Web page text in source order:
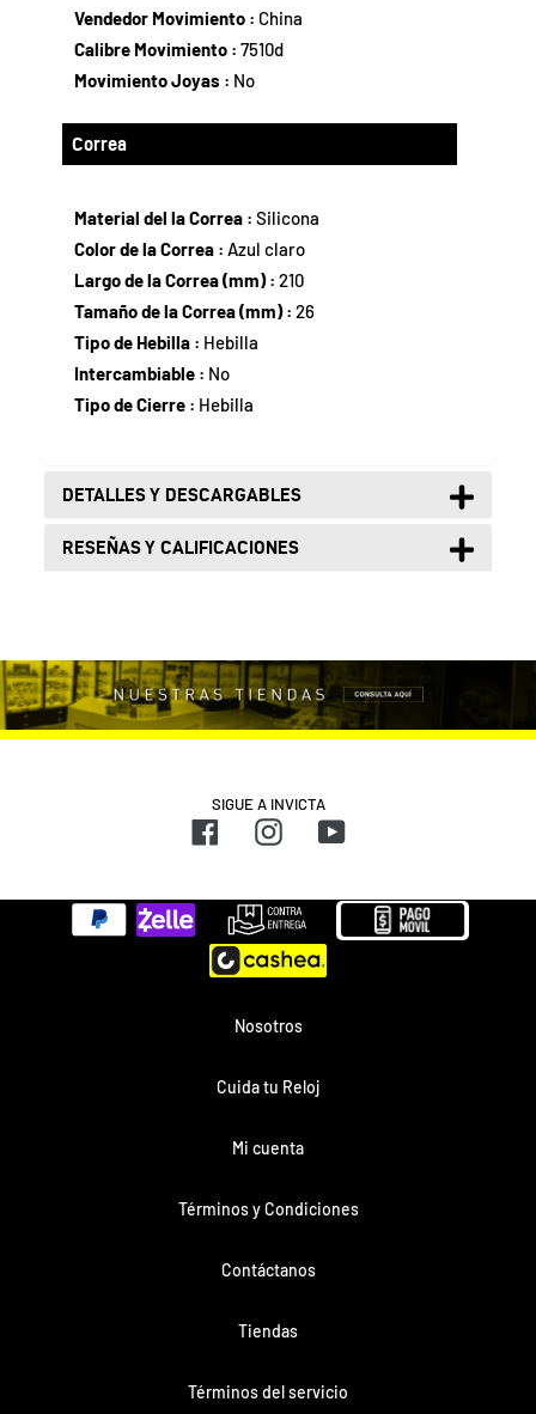
Vendedor Movimiento : China
Calibre Movimiento :7510d
Movimiento Joyas : No
Correa
Material del la Correa :Silicona
Color de la Correa :Azul claro
Largo de la Correa (mm) :210
Tamaño de la Correa (mm) :26
Tipo de Hebilla : Hebilla
Intercambiable : No
Tipo de Cierre : Hebilla
DETALLES Y DESCARGABLES
RESEÑAS Y CALIFICACIONES
SIGUE A INVICTA
FacebookInstagramYouTube
Métodos
de
Nosotros
Cuida tu Reloj
Mi cuenta
Términos y Condiciones
Contáctanos
Tiendas
Términos del servicio